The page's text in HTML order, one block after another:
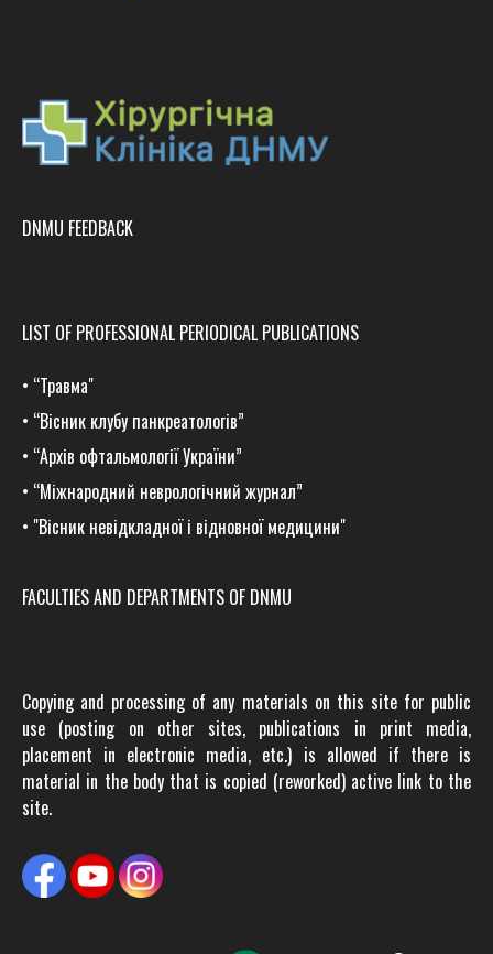
DNMU FEEDBACK
LIST OF PROFESSIONAL PERIODICAL PUBLICATIONS
• “Травма"
• “Вісник клубу панкреатологів”
• “Архів офтальмології України”
• “Міжнародний неврологічний журнал”
• "Вісник невідкладної і відновної медицини"
FACULTIES AND DEPARTMENTS OF DNMU
Copying and processing of any materials on this site for public
use (posting on other sites, publications in print media,
placement in electronic media, etc.) is allowed if there is
material in the body that is copied (reworked) active link to the
site.